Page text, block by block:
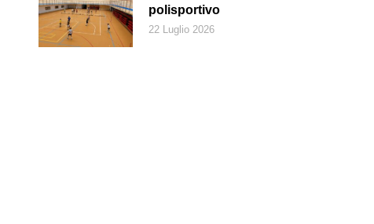
polisportivo
22 Luglio 2026